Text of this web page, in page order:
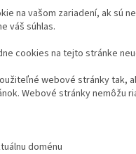
na vašom zariadení, ak sú
váš súhlas.
cookies na tejto stránke
webové stránky tak,
Webové stránky nemôžu
doménu